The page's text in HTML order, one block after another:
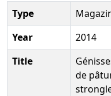
Type
Year
2014
Title
de